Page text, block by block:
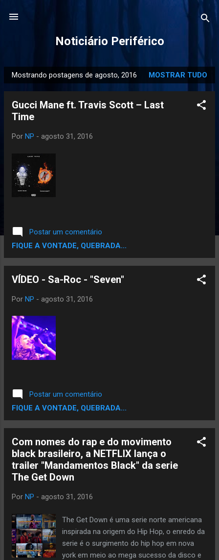
Noticiário Periférico
P
o
Mostrando postagens de agosto, 2016 MOSTRAR TUDO
Gucci Mane ft. Travis Scott – Last
Time
Por NP - agosto 31, 2016
Postar um comentário
FIQUE A VONTADE, QUEBRADA...
VÍDEO - Sa-Roc - "Seven"
Por NP - agosto 31, 2016
Postar um comentário
FIQUE A VONTADE, QUEBRADA...
Com nomes do rap e do movimento
black brasileiro, a NETFLIX lança o
trailer "Mandamentos Black" da serie
The Get Down
Por NP - agosto 31, 2016
The Get Down é uma serie norte americana
inspirada na origem do Hip Hop, o enredo da
serie é o surgimento do hip hop em nova
york em meio ao mega sucesso da disco e